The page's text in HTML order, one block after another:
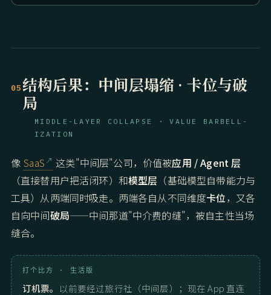
05结构后果：中间层塌缩 · 卡位与破
局
MIDDLE-LAYER COLLAPSE · VALUE BARBELL-
IZATION
像 SaaS 这类"中间层"公司，价值被应用 / Agent 层
（直接替用户把活闭环）和模型层 （基础模型自带能力与
工具）从两端同时吸走。两端各自从不同维度卡位，又各
自向中间破局——中间那道"中介费的缝"，被自主性当场
缝合。
打个比方 · 生活版
订机票。
以前要经过旅行社（中间层）；现在 App 直连